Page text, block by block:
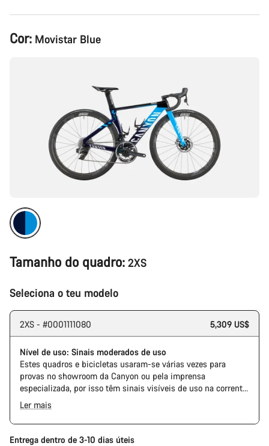
Configuração
do
Cor: Movistar Blue
Tamanho do quadro: 2XS
Seleciona o teu modelo
2XS - #0001111080 5,309 US$
Nível de uso: Sinais moderados de uso
Estes quadros e bicicletas usaram-se várias vezes para
provas no showroom da Canyon ou pela imprensa
especializada, por isso têm sinais visíveis de uso na corrente
e na cassete. Além disso, é possível que o quadro e outros
componentes tenham alguma marca, danificações na pintura
ou imperfeições na cor. Em qualquer modo, todas as suas
peças funcionam perfeitamente.
Ler mais
Entrega dentro de 3-10 dias úteis